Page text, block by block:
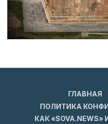
ГЛАВНАЯ
ПОЛИТИКА
КАК